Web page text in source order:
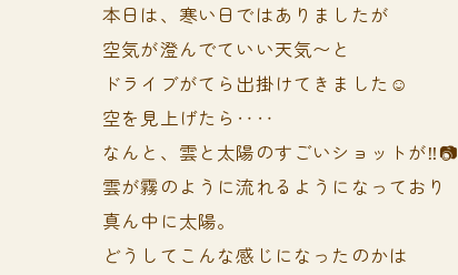
本日は、寒い日ではありましたが
空気が澄んでていい天気〜と
ドライブがてら出掛けてきました☺️
空を見上げたら‥‥
なんと、雲と太陽のすごいショットが‼️📷
雲が霧のように流れるようになっており
真ん中に太陽。
どうしてこんな感じになったのかは